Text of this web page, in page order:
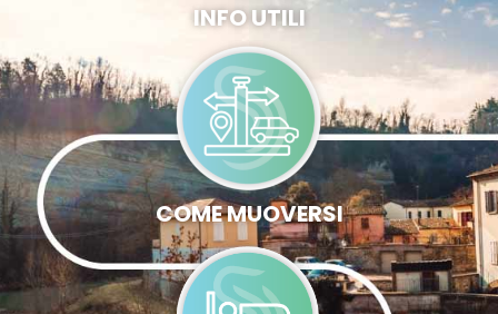
INFO UTILI
COME MUOVERSI